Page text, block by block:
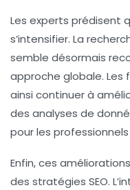
Les experts prédisent
s’intensifier. La
semble désormais
approche globale. Les
ainsi continuer à
des analyses de
pour les
Enfin, ces
des stratégies SEO.